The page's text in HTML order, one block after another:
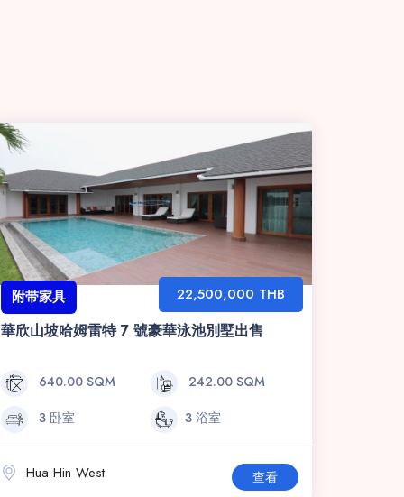
附带家具
華欣山坡哈姆雷特 7 號豪華泳池別墅出售
22,500,000 THB
640.00 SQM
242.00 SQM
3 卧室
3 浴室
Hua Hin West 查看